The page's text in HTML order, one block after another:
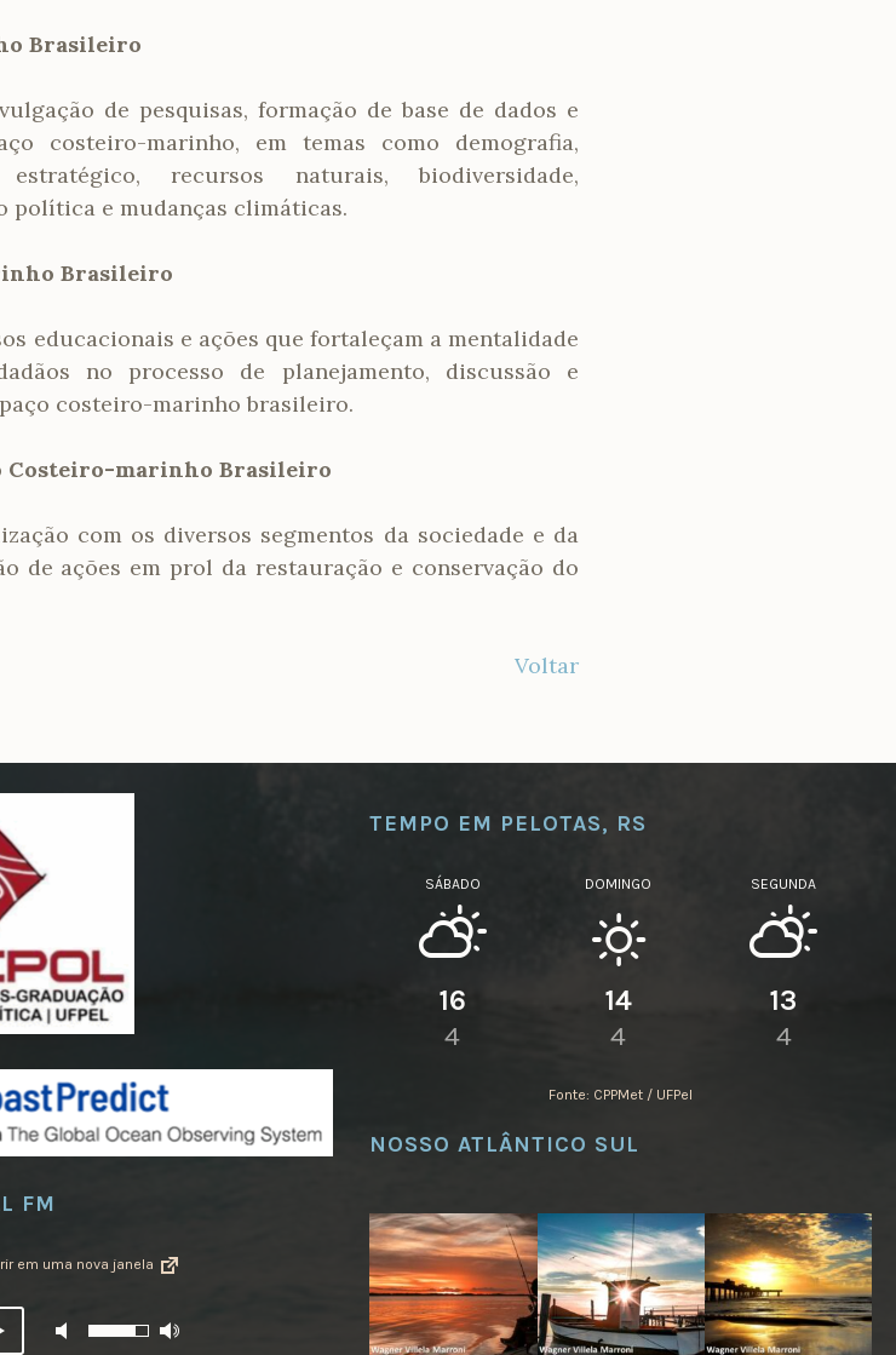
Brasileiro
de pesquisas, formação de base de dados e
costeiro-marinho, em temas como demografia,
recursos naturais, biodiversidade,
política e mudanças climáticas.
Brasileiro
educacionais e ações que fortaleçam a mentalidade
no processo de planejamento, discussão e
costeiro-marinho brasileiro.
Costeiro-marinho Brasileiro
com os diversos segmentos da sociedade e da
de ações em prol da restauração e conservação do
Voltar
FM
em uma nova janela
TEMPO EM PELOTAS, RS
SÁBADO
16
4
DOMINGO
14
4
SEGUNDA
13
4
Fonte: CPPMet / UFPel
NOSSO ATLÂNTICO SUL